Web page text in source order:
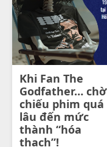
Khi Fan The
Godfather… chờ
chiếu phim quá
lâu đến mức
thành “hóa
thạch”!